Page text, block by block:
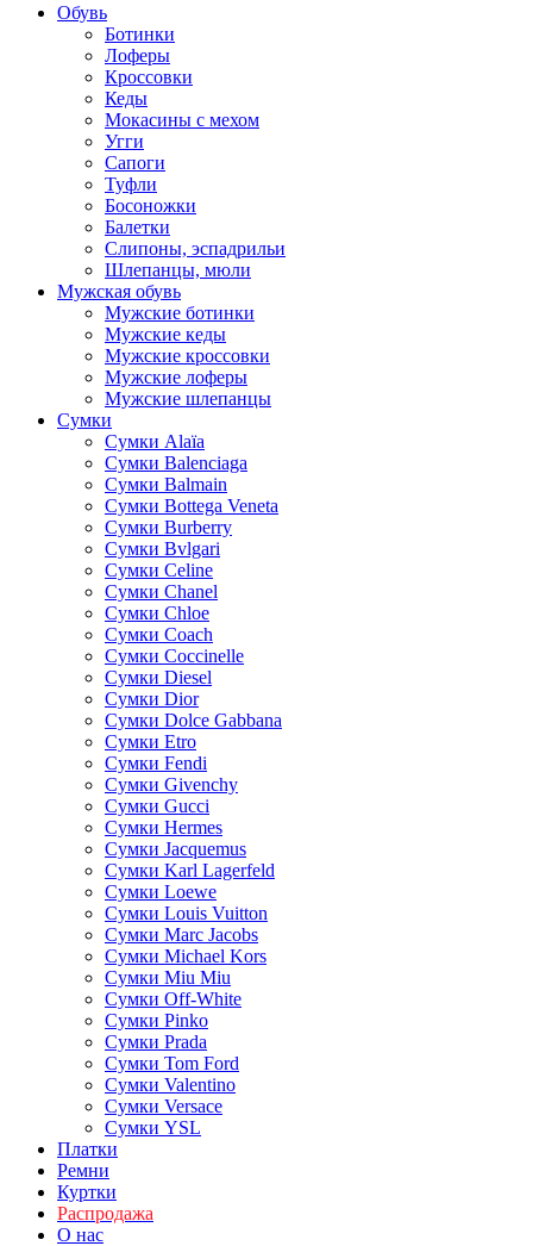
Обувь
Ботинки
Лоферы
Кроссовки
Кеды
Мокасины с мехом
Угги
Сапоги
Туфли
Босоножки
Балетки
Слипоны, эспадрильи
Шлепанцы, мюли
Мужская обувь
Мужские ботинки
Мужские кеды
Мужские кроссовки
Мужские лоферы
Мужские шлепанцы
Сумки
Cумки Alaïa
Сумки Balenciaga
Сумки Balmain
Сумки Bottega Veneta
Сумки Burberry
Сумки Bvlgari
Сумки Celine
Сумки Chanel
Сумки Chloe
Сумки Coach
Сумки Coccinelle
Сумки Diesel
Сумки Dior
Сумки Dolce Gabbana
Сумки Etro
Сумки Fendi
Сумки Givenchy
Сумки Gucci
Сумки Hermes
Сумки Jacquemus
Сумки Karl Lagerfeld
Сумки Loewe
Сумки Louis Vuitton
Сумки Marc Jacobs
Сумки Michael Kors
Сумки Miu Miu
Сумки Off-White
Сумки Pinko
Сумки Prada
Сумки Tom Ford
Cумки Valentino
Сумки Versace
Сумки YSL
Платки
Ремни
Куртки
Распродажа
О нас